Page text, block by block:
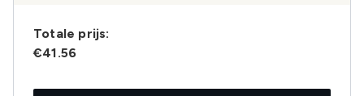
Totale prijs:
€41.56